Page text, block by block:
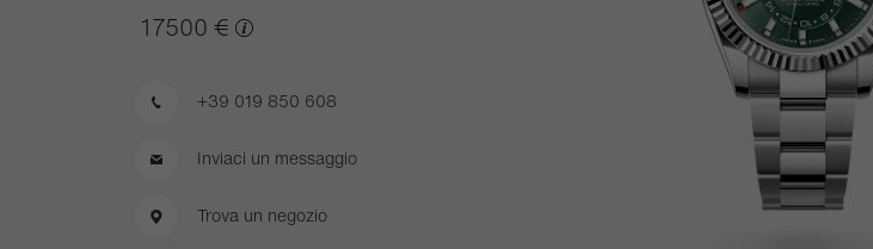
17500 €
+39 019 850 608
Inviaci un messaggio
Trova un negozio